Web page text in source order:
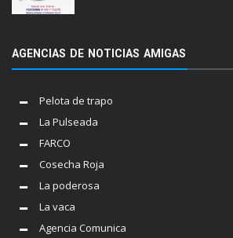
AGENCIAS DE NOTICIAS AMIGAS
Pelota de trapo
La Pulseada
FARCO
Cosecha Roja
La poderosa
La vaca
Agencia Comunica